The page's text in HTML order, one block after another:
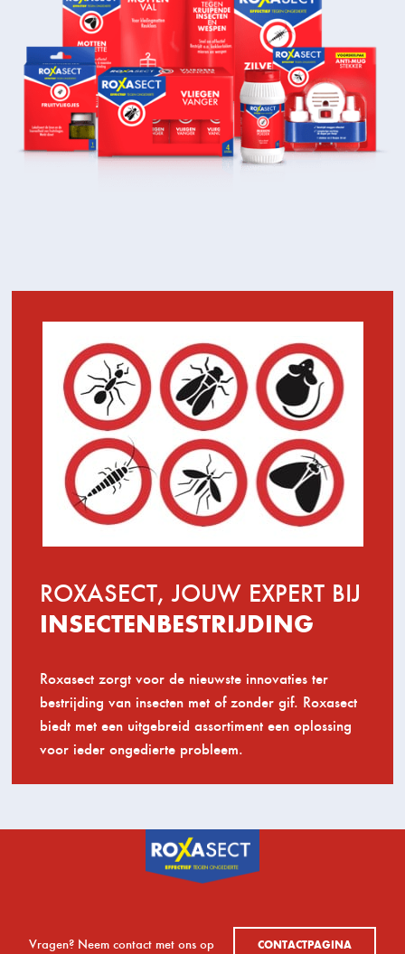
ROXASECT, JOUW EXPERT BIJ
INSECTENBESTRIJDING
Roxasect zorgt voor de nieuwste innovaties ter
bestrijding van insecten met of zonder gif. Roxasect
biedt met een uitgebreid assortiment een oplossing
voor ieder ongedierte probleem.
Vragen? Neem contact met ons op CONTACTPAGINA